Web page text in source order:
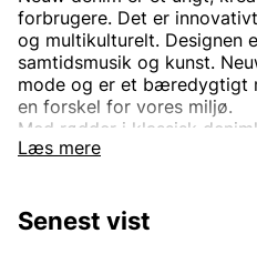
Læs mere
forbrugere. Det er
og multikulturelt. Designen
samtidsmusik og kunst.
mode og er et bæredygtigt
en forskel for vores miljø.
Med rødder i klassisk
moderne design tilbyder
passion for detaljer, hvilket
Senest vist